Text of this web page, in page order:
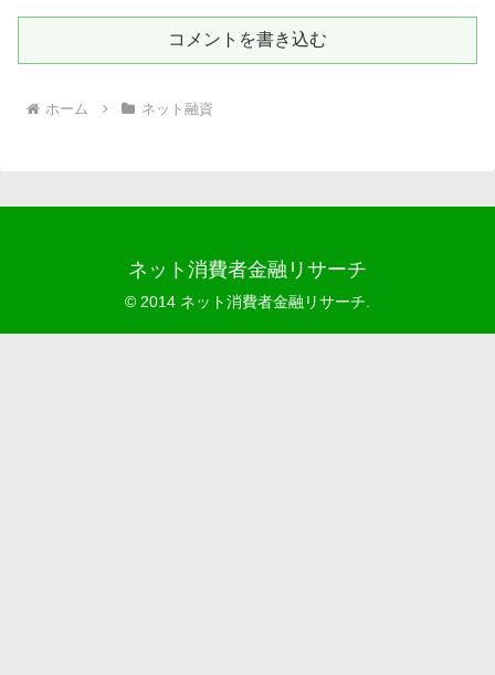
コメントを書き込む
ホーム ネット融資
ネット消費者金融リサーチ
© 2014 ネット消費者金融リサーチ.